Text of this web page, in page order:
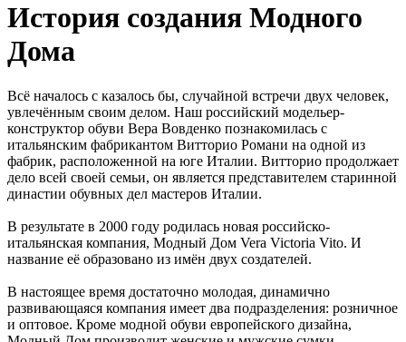
История создания Модного
Дома
Всё началось с казалось бы, случайной встречи двух человек,
увлечённым своим делом. Наш российский модельер-
конструктор обуви Вера Вовденко познакомилась с
итальянским фабрикантом Витторио Романи на одной из
фабрик, расположенной на юге Италии. Витторио продолжает
дело всей своей семьи, он является представителем старинной
династии обувных дел мастеров Италии.
В результате в 2000 году родилась новая российско-
итальянская компания, Модный Дом Vera Victoria Vito. И
название её образовано из имён двух создателей.
В настоящее время достаточно молодая, динамично
развивающаяся компания имеет два подразделения: розничное
и оптовое. Кроме модной обуви европейского дизайна,